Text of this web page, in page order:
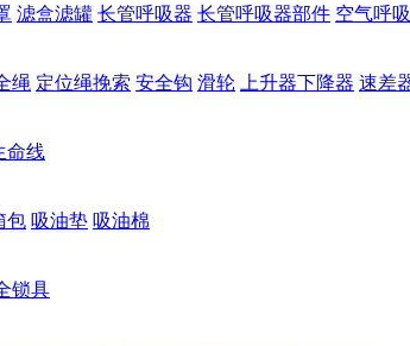
滤盒滤罐 长管呼吸器 长管呼吸器部件 空气呼
绳 定位绳挽索 安全钩 滑轮 上升器下降器 速差
命线
包 吸油垫 吸油棉
锁具